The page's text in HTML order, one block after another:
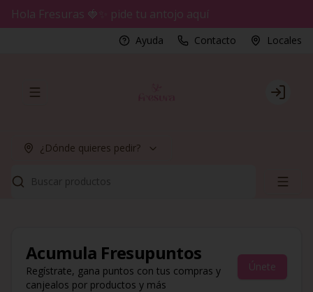
Hola Fresuras 🍓✨ pide tu antojo aquí
Ayuda Contacto Locales
Abrir menu de navegación Login
¿Dónde quieres pedir?
Buscar productos
Acumula Fresupuntos
Regístrate, gana puntos con tus compras y
canjealos por productos y más
Únete